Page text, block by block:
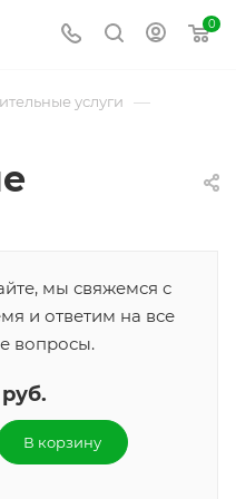
0
услуги —
мы свяжемся с
и ответим на все
вопросы.
В корзину